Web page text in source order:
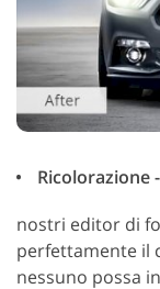
Ricolorazione
nostri editor di
perfettamente il
nessuno possa